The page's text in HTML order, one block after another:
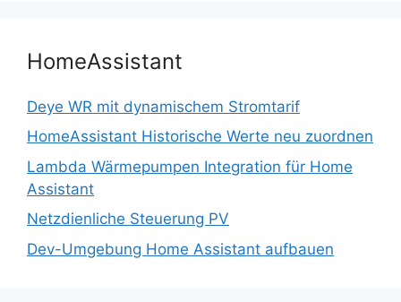
HomeAssistant
Deye WR mit dynamischem Stromtarif
HomeAssistant Historische Werte neu zuordnen
Lambda Wärmepumpen Integration für Home
Assistant
Netzdienliche Steuerung PV
Dev-Umgebung Home Assistant aufbauen